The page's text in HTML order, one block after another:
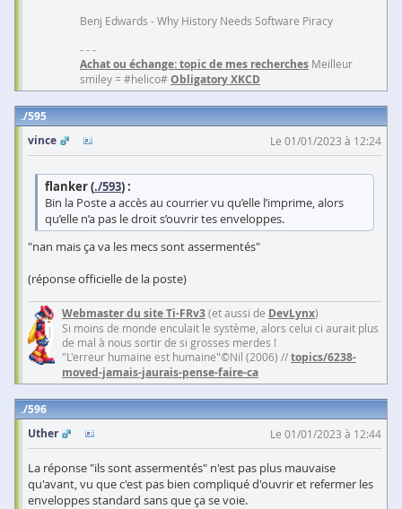
Benj Edwards - Why History Needs Software Piracy
- - -
Achat ou échange: topic de mes recherches Meilleur
smiley = #helico#Obligatory XKCD
595
vince
Le 01/01/2023 à 12:24
flanker (./593) :
Bin la Poste a accès au courrier vu qu’elle l’imprime, alors
qu’elle n’a pas le droit s’ouvrir tes enveloppes.
"nan mais ça va les mecs sont assermentés"
(réponse officielle de la poste)
Webmaster du site Ti-FRv3(et aussi de DevLynx)
Si moins de monde enculait le système, alors celui ci aurait plus
de mal à nous sortir de si grosses merdes !
"L'erreur humaine est humaine"©Nil (2006) //topics/6238-
moved-jamais-jaurais-pense-faire-ca
596
Uther
Le 01/01/2023 à 12:44
La réponse "ils sont assermentés" n'est pas plus mauvaise
qu'avant, vu que c'est pas bien compliqué d'ouvrir et refermer les
enveloppes standard sans que ça se voie.